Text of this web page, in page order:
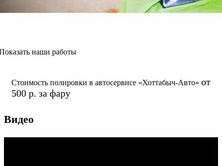
наши работы
Стоимость полировки в автосервисе «Хоттабыч-Авто» от
500 р. за фару
Видео